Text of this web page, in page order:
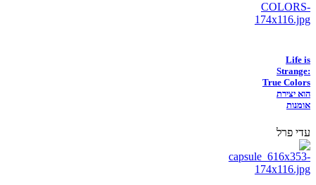
Life is
Strange:
True Colors
הוא יצירת
אומנות
עדי פרל